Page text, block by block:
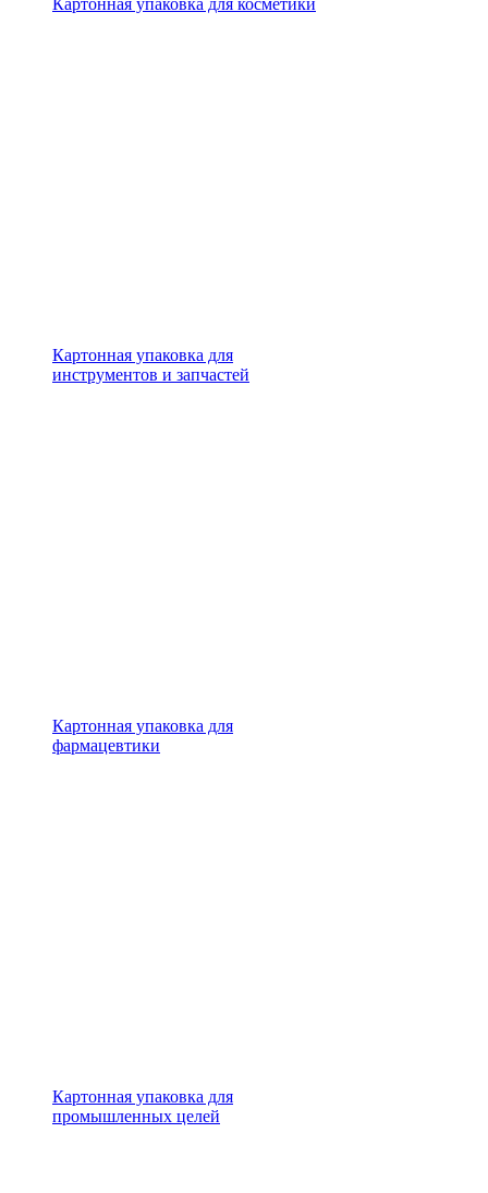
Картонная упаковка для
инструментов и запчастей
Картонная упаковка для
фармацевтики
Картонная упаковка для
промышленных целей